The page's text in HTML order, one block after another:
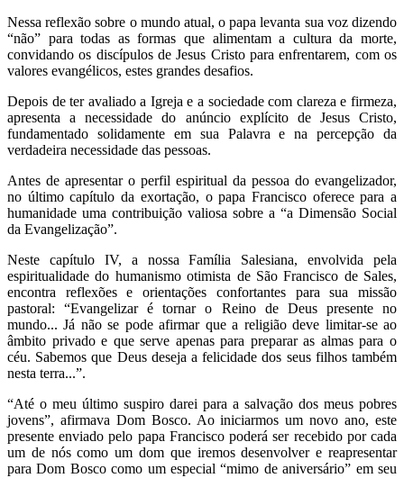
Nessa reflexão sobre o mundo atual, o papa levanta sua voz dizendo
“não” para todas as formas que alimentam a cultura da morte,
convidando os discípulos de Jesus Cristo para enfrentarem, com os
valores evangélicos, estes grandes desafios.
Depois de ter avaliado a Igreja e a sociedade com clareza e firmeza,
apresenta a necessidade do anúncio explícito de Jesus Cristo,
fundamentado solidamente em sua Palavra e na percepção da
verdadeira necessidade das pessoas.
Antes de apresentar o perfil espiritual da pessoa do evangelizador,
no último capítulo da exortação, o papa Francisco oferece para a
humanidade uma contribuição valiosa sobre a “a Dimensão Social
da Evangelização”.
Neste capítulo IV, a nossa Família Salesiana, envolvida pela
espiritualidade do humanismo otimista de São Francisco de Sales,
encontra reflexões e orientações confortantes para sua missão
pastoral: “Evangelizar é tornar o Reino de Deus presente no
mundo... Já não se pode afirmar que a religião deve limitar-se ao
âmbito privado e que serve apenas para preparar as almas para o
céu. Sabemos que Deus deseja a felicidade dos seus filhos também
nesta terra...”.
“Até o meu último suspiro darei para a salvação dos meus pobres
jovens”, afirmava Dom Bosco. Ao iniciarmos um novo ano, este
presente enviado pelo papa Francisco poderá ser recebido por cada
um de nós como um dom que iremos desenvolver e reapresentar
para Dom Bosco como um especial “mimo de aniversário” em seu